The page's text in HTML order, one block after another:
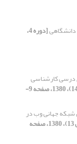
[دوره 4،
درسی کارشناسی
[دوره 4، شماره 2 (پیاپی 14)، 1380، صفحه 9-
شبکه جهانی وب در
[دوره 4، شماره 1 (پیاپی 13)، 1380، صفحه